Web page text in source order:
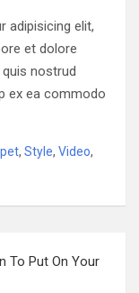
adipisicing elit,
et dolore
quis nostrud
ex ea commodo
, Style, Video,
To Put On Your